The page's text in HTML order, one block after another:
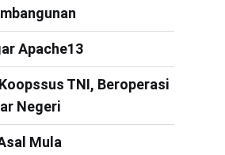
Apache13
TNI, Beroperasi
Negeri
Mula